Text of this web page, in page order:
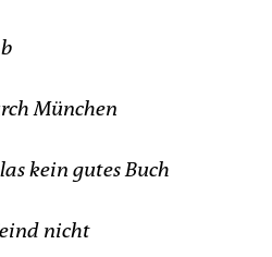
München
kein gutes Buch
nicht